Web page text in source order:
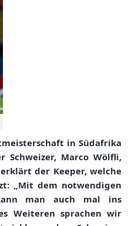
in Südafrika
Marco Wölfli,
der Keeper, welche
„Mit dem notwendigen
man auch mal ins
Weiteren sprachen wir